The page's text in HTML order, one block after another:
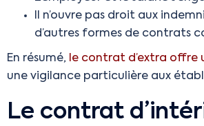
Il n’ouvre pas droit aux
d’autres formes de contrats
En résumé, le contrat d’extra offre
une vigilance particulière aux
Le contrat